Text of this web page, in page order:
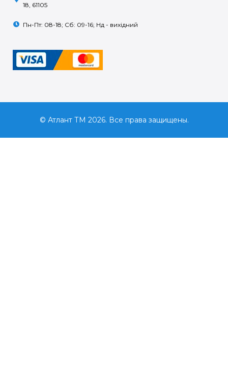
18, 61105
Пн-Пт: 08-18; Сб: 09-16; Нд - вихідний
© Атлант ТМ 2026. Все права защищены.